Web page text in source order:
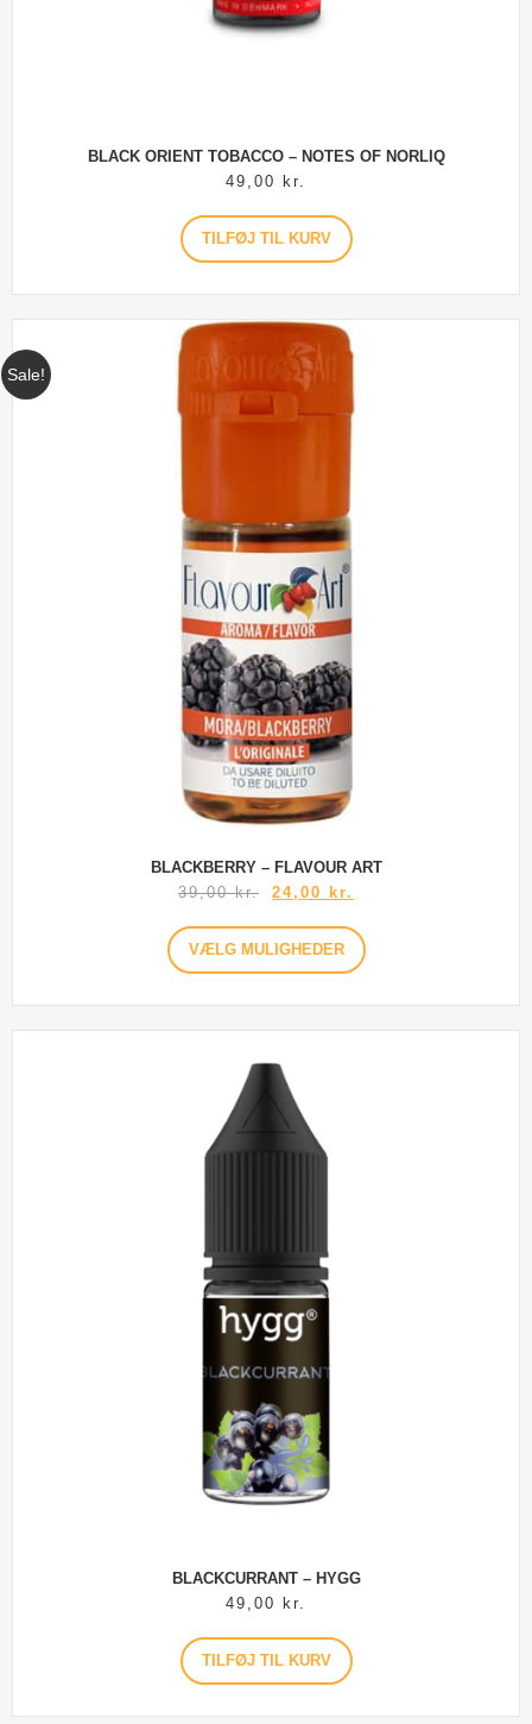
BLACK ORIENT TOBACCO – NOTES OF NORLIQ
49,00
kr.
TILFØJ TIL KURV
Sale!
BLACKBERRY – FLAVOUR ART
39,00kr. 24,00 kr.
VÆLG MULIGHEDER
BLACKCURRANT – HYGG
49,00
kr.
TILFØJ TIL KURV